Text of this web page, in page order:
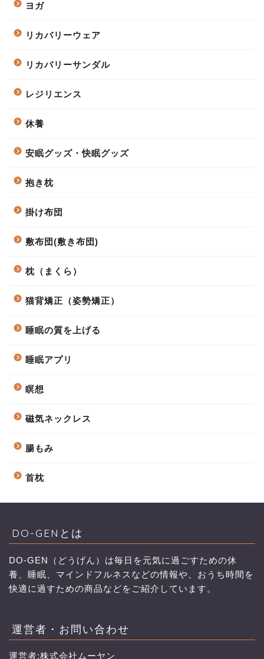
ヨガ
リカバリーウェア
リカバリーサンダル
レジリエンス
休養
安眠グッズ・快眠グッズ
抱き枕
掛け布団
敷布団(敷き布団)
枕（まくら）
猫背矯正（姿勢矯正）
睡眠の質を上げる
睡眠アプリ
瞑想
磁気ネックレス
腸もみ
首枕
DO-GENとは
DO-GEN（どうげん）は毎日を元気に過ごすための休
養、睡眠、マインドフルネスなどの情報や、おうち時間を
快適に過すための商品などをご紹介しています。
運営者・お問い合わせ
運営者:株式会社ムーヤン